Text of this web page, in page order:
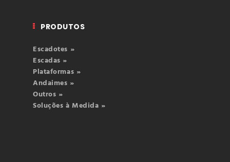
PRODUTOS
Escadotes »
Escadas »
Plataformas »
Andaimes »
Outros »
Soluções à Medida »